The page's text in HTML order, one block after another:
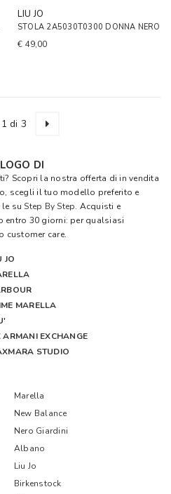
LIU JO
STOLA 2A5030T0300 DONNA NERO
€ 49,00
1 di 3
DI
Scopri la nostra offerta di in vendita
scegli il tuo modello preferito e
le suStep By Step. Acquisti e
entro 30 giorni: per qualsiasi
customer care.
JO
MARELLA
ARMANI EXCHANGE
STUDIO
Marella
New Balance
Nero Giardini
Albano
Liu Jo
Birkenstock